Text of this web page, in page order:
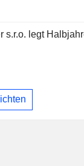
s.r.o. legt